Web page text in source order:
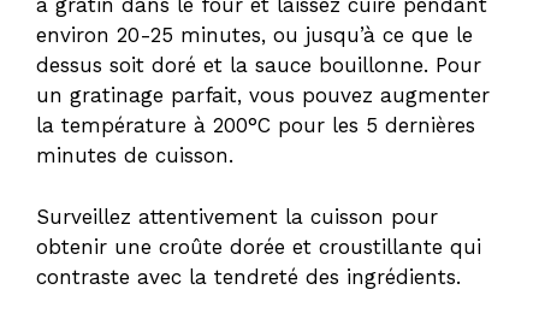
à gratin dans le four et laissez cuire pendant
environ 20-25 minutes, ou jusqu’à ce que le
dessus soit doré et la sauce bouillonne. Pour
un gratinage parfait, vous pouvez augmenter
la température à 200°C pour les 5 dernières
minutes de cuisson.
Surveillez attentivement la cuisson pour
obtenir une croûte dorée et croustillante qui
contraste avec la tendreté des ingrédients.